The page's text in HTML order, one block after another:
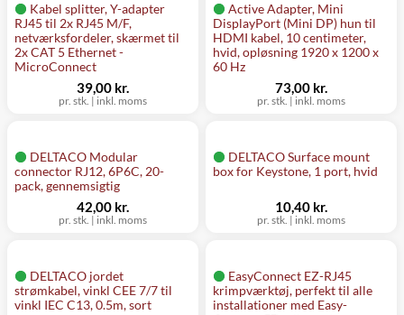
Kabel splitter, Y-adapter
RJ45 til 2x RJ45 M/F,
netværksfordeler, skærmet til
2x CAT 5 Ethernet -
MicroConnect
pr. stk. | inkl. moms
39,00 kr.
Active Adapter, Mini
DisplayPort (Mini DP) hun til
HDMI kabel, 10 centimeter,
hvid, opløsning 1920 x 1200 x
60 Hz
pr. stk. | inkl. moms
73,00 kr.
DELTACO Modular
connector RJ12, 6P6C, 20-
pack, gennemsigtig
pr. stk. | inkl. moms
42,00 kr.
DELTACO Surface mount
box for Keystone, 1 port, hvid
pr. stk. | inkl. moms
10,40 kr.
DELTACO jordet
strømkabel, vinkl CEE 7/7 til
vinkl IEC C13, 0.5m, sort
EasyConnect EZ-RJ45
krimpværktøj, perfekt til alle
installationer med Easy-